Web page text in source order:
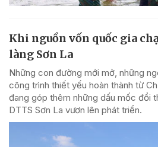
Khi nguồn vốn quốc gia
làng Sơn La
Những con đường mới mở, những
công trình thiết yếu hoàn thành từ
đang góp thêm những dấu mốc đổi
DTTS Sơn La vươn lên phát triển.